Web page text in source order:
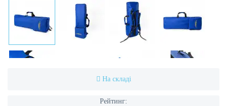
На складі
Рейтинг: